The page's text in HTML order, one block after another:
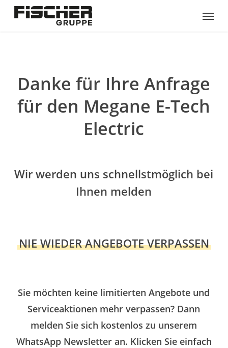
Menu
Danke für Ihre Anfrage
für den Megane E-Tech
Electric
Wir werden uns schnellstmöglich bei
Ihnen melden
NIE WIEDER ANGEBOTE VERPASSEN
Sie möchten keine limitierten Angebote und
Serviceaktionen mehr verpassen? Dann
melden Sie sich kostenlos zu unserem
WhatsApp Newsletter an. Klicken Sie einfach